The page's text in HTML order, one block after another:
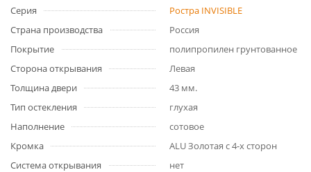
Серия
Ростра INVISIBLE
Страна производства
Россия
Покрытие
полипропилен грунтованное
Сторона открывания
Левая
Толщина двери
43 мм.
Тип остекления
глухая
Наполнение
сотовое
Кромка
ALU Золотая с 4-х сторон
Система открывания
нет